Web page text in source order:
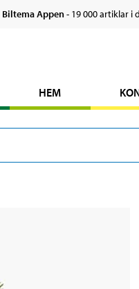
Biltema Appen- 19 000 artiklar i
HEM